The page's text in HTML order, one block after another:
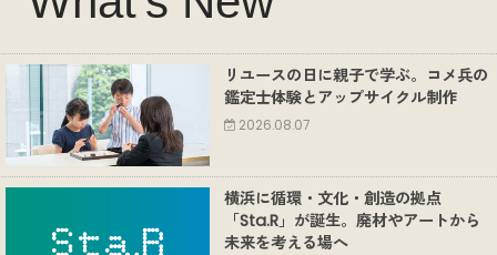
リユースの日に親子で学ぶ。コメ兵の
鑑定士体験とアップサイクル制作
2026.08.07
横浜に循環・文化・創造の拠点
「Sta.R」が誕生。廃材やアートから
未来を考える場へ